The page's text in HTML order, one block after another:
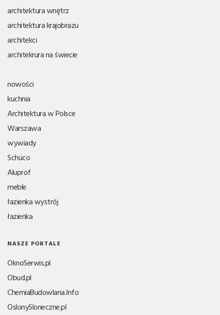
architektura wnętrz
architektura krajobrazu
architekci
architekrura na świecie
nowości
kuchnia
Architektura w Polsce
Warszawa
wywiady
Schüco
Aluprof
meble
łazienka wystrój
łazienka
NASZE PORTALE
OknoSerwis.pl
Obud.pl
ChemiaBudowlana.Info
OslonySloneczne.pl